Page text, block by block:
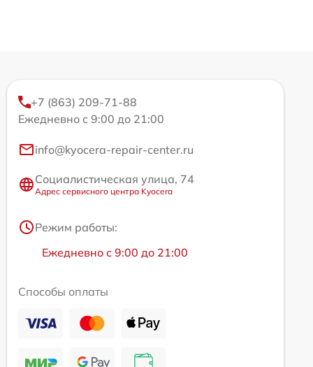
+7 (863) 209-71-88
Ежедневно с 9:00 до 21:00
info@kyocera-repair-center.ru
Социалистическая улица, 74
Адрес сервисного центра Kyocera
Режим работы:
Ежедневно с 9:00 до 21:00
Способы оплаты